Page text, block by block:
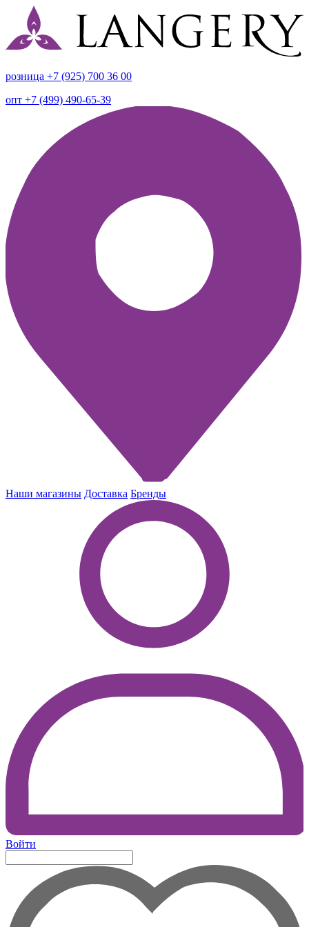
розница +7 (925) 700 36 00
опт +7 (499) 490-65-39
Наши магазины Доставка Бренды
Войти